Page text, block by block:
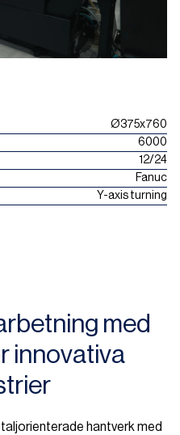
Ø375x760
6000
12/24
Fanuc
Y-axis turning
med
innovativa
hantverk med